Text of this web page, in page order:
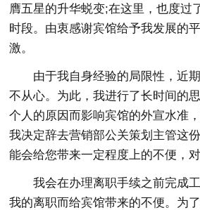
膺五星的升华蜕变;在这里，也度过
时段。由衷感谢宾馆给予我发展的
激。
由于我自身经验的局限性，近
不从心。为此，我进行了长时间的
个人的原因而影响宾馆的外宣水准
我决定辞去营销部公关策划主管这
能会给您带来一定程度上的不便，
我会在办理离职手续之前完成
我的离职而给宾馆带来的不便。为